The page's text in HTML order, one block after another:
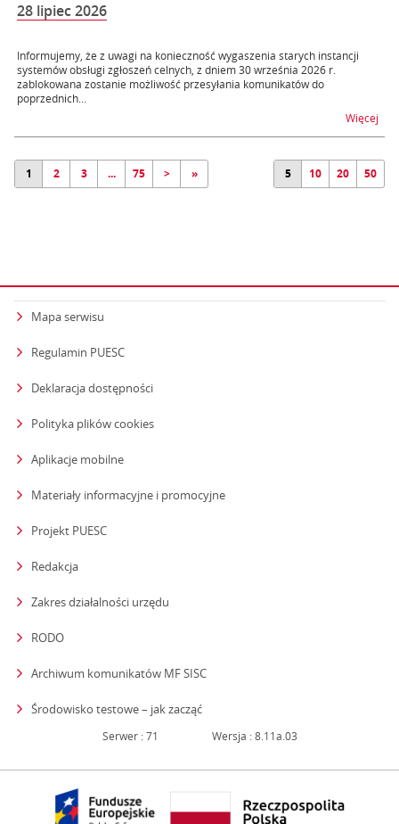
28 lipiec 2026
Informujemy, że z uwagi na konieczność wygaszenia starych instancji
systemów obsługi zgłoszeń celnych, z dniem 30 września 2026 r.
zablokowana zostanie możliwość przesyłania komunikatów do
poprzednich...
Więcej
1 2 3 ... 75 > » 5 10 20 50
Mapa serwisu
Regulamin PUESC
Deklaracja dostępności
Polityka plików cookies
Aplikacje mobilne
Materiały informacyjne i promocyjne
Projekt PUESC
Redakcja
Zakres działalności urzędu
RODO
Archiwum komunikatów MF SISC
Środowisko testowe – jak zacząćstrona otwiera się w nowym oknie
Serwer : 71 Wersja : 8.11a.03